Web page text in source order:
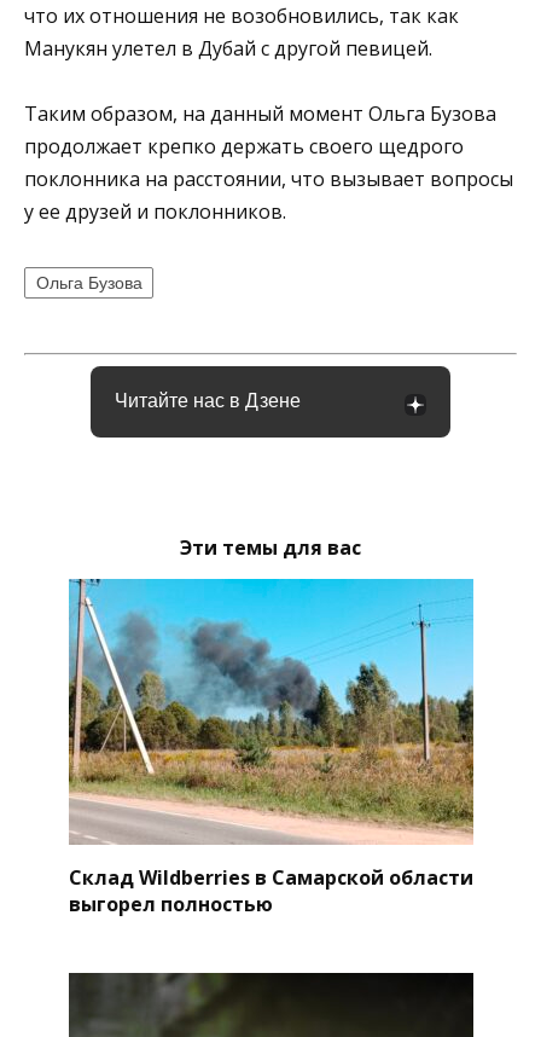
что их отношения не возобновились, так как
Манукян улетел в Дубай с другой певицей.
Таким образом, на данный момент Ольга Бузова
продолжает крепко держать своего щедрого
поклонника на расстоянии, что вызывает вопросы
у ее друзей и поклонников.
Ольга Бузова
Читайте нас в Дзене
Эти темы для вас
Склад Wildberries в Самарской области
выгорел полностью